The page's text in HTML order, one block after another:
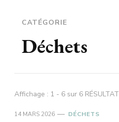
CATÉGORIE
Déchets
Affichage : 1 - 6 sur 6
14 MARS 2026 DÉCHETS